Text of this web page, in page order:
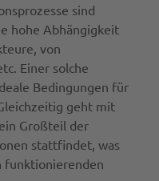
sind
hohe Abhängigkeit
von
Einer solche
Bedingungen für
geht mit
Großteil der
stattfindet, was
funktionierenden